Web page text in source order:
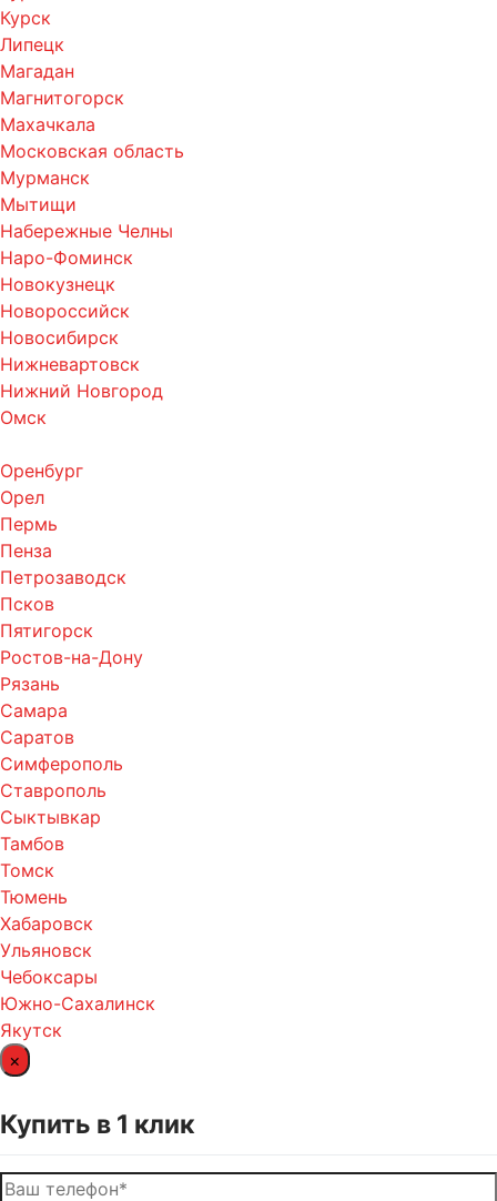
Курск
Липецк
Магадан
Магнитогорск
Махачкала
Московская область
Мурманск
Мытищи
Набережные Челны
Наро-Фоминск
Новокузнецк
Новороссийск
Новосибирск
Нижневартовск
Нижний Новгород
Омск
Оренбург
Орел
Пермь
Пенза
Петрозаводск
Псков
Пятигорск
Ростов-на-Дону
Рязань
Самара
Саратов
Симферополь
Ставрополь
Сыктывкар
Тамбов
Томск
Тюмень
Хабаровск
Ульяновск
Чебоксары
Южно-Сахалинск
Якутск
×
Купить в 1 клик